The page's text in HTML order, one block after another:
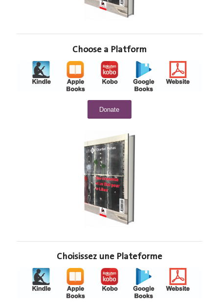
Choose a Platform
Donate
Choisissez une Plateforme